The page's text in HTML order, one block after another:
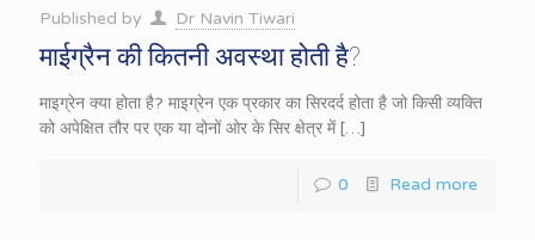
Published by Dr Navin Tiwari
माईग्रैन की कितनी अवस्था होती है?
माइग्रेन क्या होता है? माइग्रेन एक प्रकार का सिरदर्द होता है जो किसी व्यक्ति
को अपेक्षित तौर पर एक या दोनों ओर के सिर क्षेत्र में[…]
0 Read more